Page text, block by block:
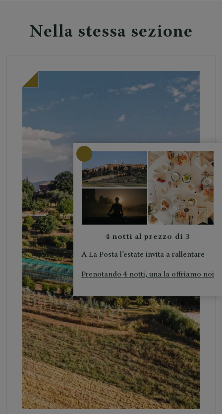
Nella stessa sezione
4 notti al prezzo di 3
A La Posta l’estate invita a rallentare
Prenotando 4 notti, una la offriamo noi